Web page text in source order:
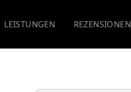
LEISTUNGEN REZENSIONEN